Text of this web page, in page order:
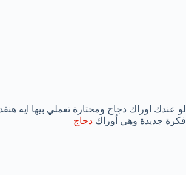
لو عندك اوراك دجاج ومحتارة تعملي بيها ايه
فكرة جديدة وهي أوراك دجاج